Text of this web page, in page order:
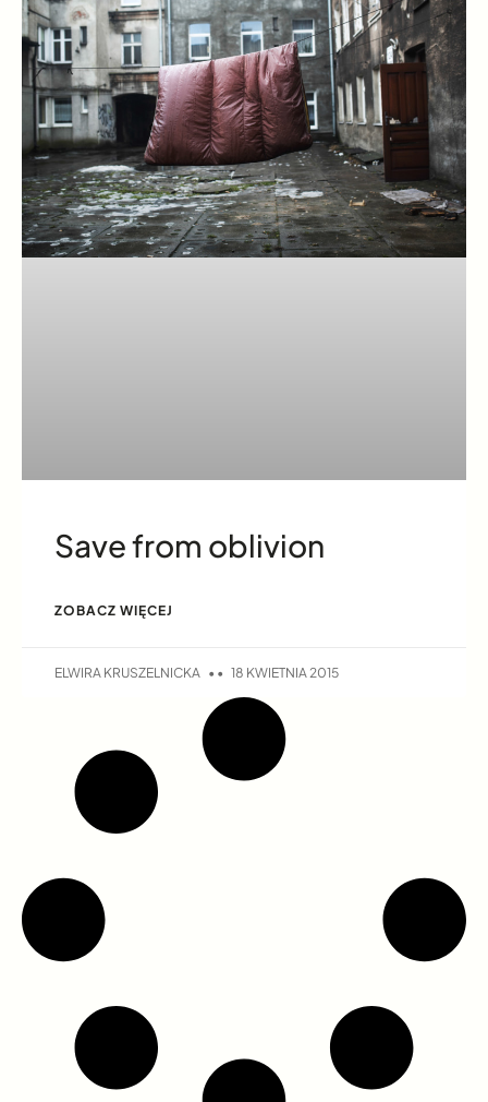
Save from oblivion
ZOBACZ WIĘCEJ
ELWIRA KRUSZELNICKA 18 KWIETNIA 2015